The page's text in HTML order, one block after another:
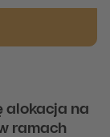
alokacja na
ramach